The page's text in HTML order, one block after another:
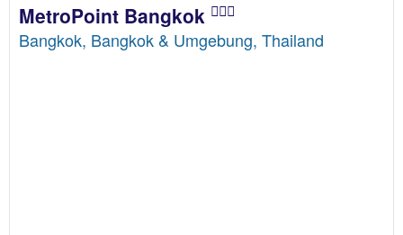
MetroPoint Bangkok
Bangkok, Bangkok & Umgebung, Thailand